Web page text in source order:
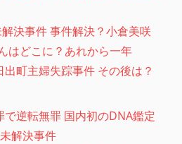
決事件 事件解決？小倉美咲
はどこに？あれから一年
町主婦失踪事件 その後は？
で逆転無罪 国内初のDNA鑑定
解決事件